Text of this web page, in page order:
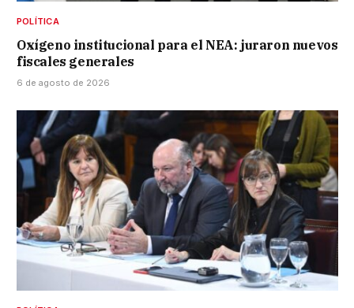
POLÍTICA
Oxígeno institucional para el NEA: juraron nuevos
fiscales generales
6 de agosto de 2026